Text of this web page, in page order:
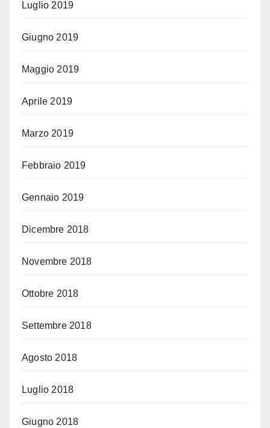
Luglio 2019
Giugno 2019
Maggio 2019
Aprile 2019
Marzo 2019
Febbraio 2019
Gennaio 2019
Dicembre 2018
Novembre 2018
Ottobre 2018
Settembre 2018
Agosto 2018
Luglio 2018
Giugno 2018